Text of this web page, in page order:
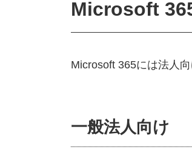
Microsoft
Microsoft 365には法人
一般法人向け